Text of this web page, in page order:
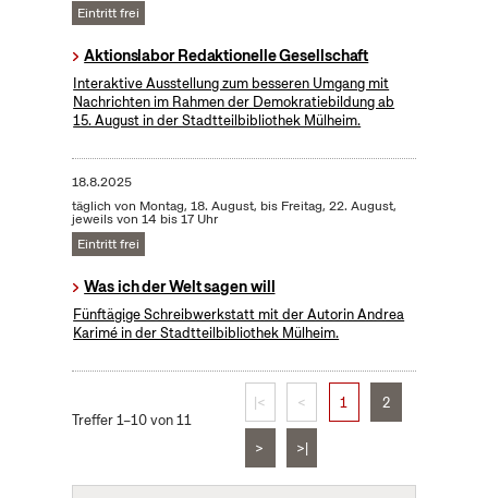
Eintritt frei
Aktionslabor Redaktionelle Gesellschaft
Interaktive Ausstellung zum besseren Umgang mit
Nachrichten im Rahmen der Demokratiebildung ab
15. August in der Stadtteilbibliothek Mülheim.
18.8.2025
täglich von Montag, 18. August, bis Freitag, 22. August,
jeweils von 14 bis 17 Uhr
Eintritt frei
Was ich der Welt sagen will
Fünftägige Schreibwerkstatt mit der Autorin Andrea
Karimé in der Stadtteilbibliothek Mülheim.
Treffer 1–10 von 11
|< < 1 2
> >|